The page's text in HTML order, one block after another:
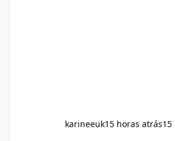
karineeuk15 horas atrás15